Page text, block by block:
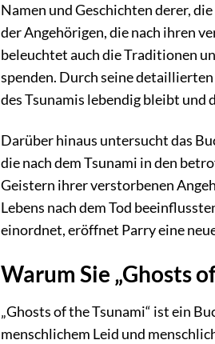
Namen und Geschichten derer,
der Angehörigen, die nach ihren
beleuchtet auch die Traditionen
spenden. Durch seine
des Tsunamis lebendig bleibt und
Darüber hinaus untersucht das
die nach dem Tsunami in den
Geistern ihrer verstorbenen
Lebens nach dem Tod
einordnet, eröffnet Parry eine
Warum Sie „Ghosts
„Ghosts of the Tsunami“ ist ein
menschlichem Leid und